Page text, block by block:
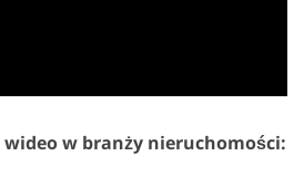
wideo w branży nieruchomości: